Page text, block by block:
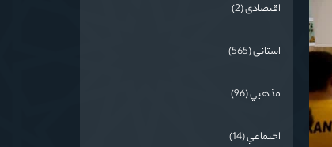
اقتصادی (2)
استانی (565)
مذهبي (96)
اجتماعي (14)